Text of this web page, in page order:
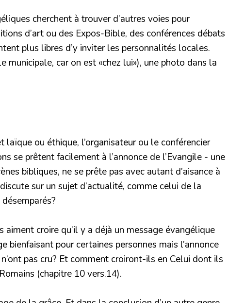
cherchent à trouver d’autres voies pour
d’art ou des Expos-Bible, des conférences débats
plus libres d’y inviter les personnalités locales.
municipale, car on est «chez lui»), une photo dans la
ou éthique, l’organisateur ou le conférencier
se prêtent facilement à l’annonce de l’Evangile - une
bibliques, ne se prête pas avec autant d’aisance à
sur un sujet d’actualité, comme celui de la
aiment croire qu’il y a déjà un message évangélique
bienfaisant pour certaines personnes mais l’annonce
pas cru? Et comment croiront-ils en Celui dont ils
(chapitre 10 vers.14).